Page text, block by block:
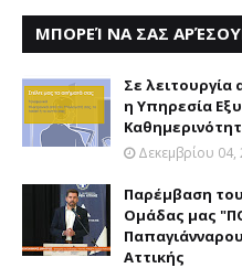
ΜΠΟΡΕΊ ΝΑ ΣΑΣ
Σε
η Υπηρεσία
Δεκεμβρίου 04,
Παρέμβαση
Ομάδας μας
Αττικής